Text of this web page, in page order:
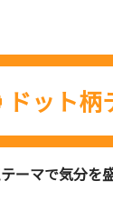
ドット柄
ーマで気分を